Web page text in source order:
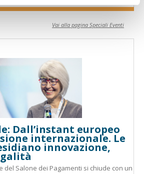
Vai alla pagina Speciali Eventi
Dall’instant europeo
internazionale. Le
innovazione,
del Salone dei Pagamenti si chiude con un